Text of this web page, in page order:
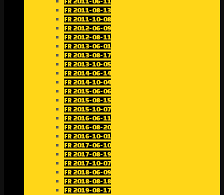
FR 2011-08-13
FR 2011-10-08
FR 2012-06-09
FR 2012-08-11
FR 2013-06-01
FR 2013-08-17
FR 2013-10-05
FR 2014-06-14
FR 2014-10-04
FR 2015-06-06
FR 2015-08-15
FR 2015-10-07
FR 2016-06-11
FR 2016-08-20
FR 2016-10-01
FR 2017-06-10
FR 2017-08-19
FR 2017-10-07
FR 2018-06-09
FR 2018-08-18
FR 2019-08-17